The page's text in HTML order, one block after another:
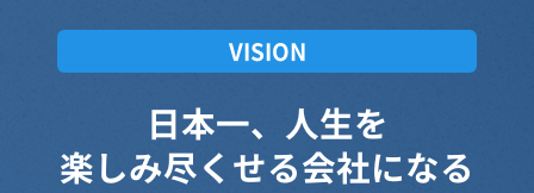
事例
ニュース
VISION
日本一、人生を
楽しみ尽くせる会社になる